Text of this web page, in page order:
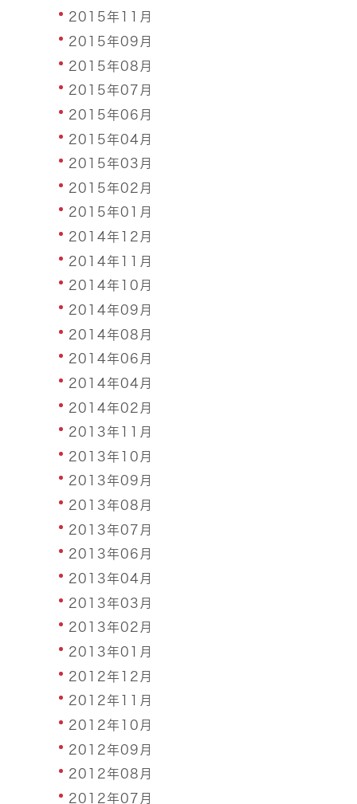
2015年11月
2015年09月
2015年08月
2015年07月
2015年06月
2015年04月
2015年03月
2015年02月
2015年01月
2014年12月
2014年11月
2014年10月
2014年09月
2014年08月
2014年06月
2014年04月
2014年02月
2013年11月
2013年10月
2013年09月
2013年08月
2013年07月
2013年06月
2013年04月
2013年03月
2013年02月
2013年01月
2012年12月
2012年11月
2012年10月
2012年09月
2012年08月
2012年07月